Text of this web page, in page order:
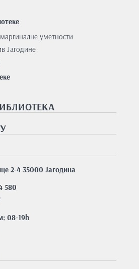
уметности
Јагодине
2-4 35000 Јагодина
580
08-19h